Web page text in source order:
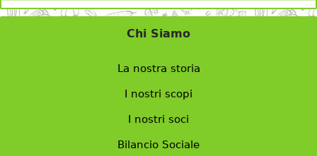
Chi Siamo
La nostra storia
I nostri scopi
I nostri soci
Bilancio Sociale